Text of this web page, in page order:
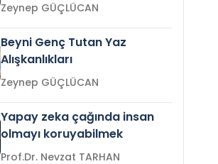
Zeynep GÜÇLÜCAN
Beyni Genç Tutan Yaz
Alışkanlıkları
Zeynep GÜÇLÜCAN
Yapay zeka çağında insan
olmayı koruyabilmek
Prof.Dr. Nevzat TARHAN